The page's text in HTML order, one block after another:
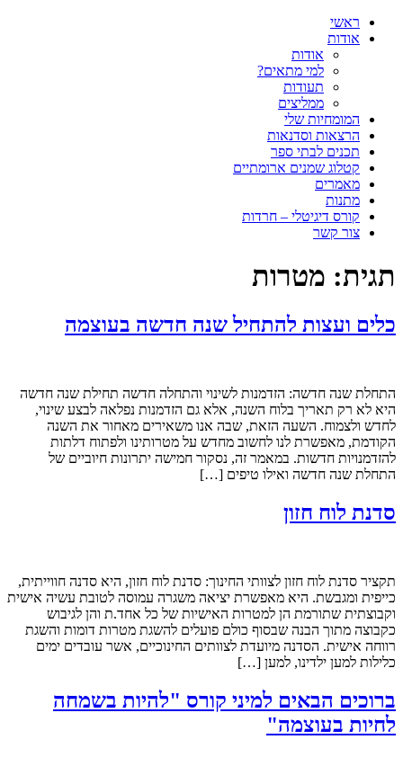
ראשי
אודות
אודות
למי מתאים?
תעודות
ממליצים
המומחיות שלי
הרצאות וסדנאות
תכנים לבתי ספר
קטלוג שמנים ארומתיים
מאמרים
מתנות
קורס דיגיטלי – חרדות
צור קשר
תגית: מטרות
כלים ועצות להתחיל שנה חדשה בעוצמה
התחלת שנה חדשה: הזדמנות לשינוי והתחלה חדשה תחילת שנה חדשה
היא לא רק תאריך בלוח השנה, אלא גם הזדמנות נפלאה לבצע שינוי,
לחדש ולצמוח. השעה הזאת, שבה אנו משאירים מאחור את השנה
הקודמת, מאפשרת לנו לחשוב מחדש על מטרותינו ולפתוח דלתות
להזדמנויות חדשות. במאמר זה, נסקור חמישה יתרונות חיוביים של
התחלת שנה חדשה ואילו טיפים […]
סדנת לוח חזון
תקציר סדנת לוח חזון לצוותי החינוך: סדנת לוח חזון, היא סדנה חווייתית,
כייפית ומגבשת. היא מאפשרת יציאה משגרה עמוסה לטובת עשיה אישית
וקבוצתית שתורמת הן למטרות האישיות של כל אחד.ת והן לגיבוש
כקבוצה מתוך הבנה שבסוף כולם פועלים להשגת מטרות דומות והשגת
רווחה אישית. הסדנה מיועדת לצוותים החינוכיים, אשר עובדים ימים
כלילות למען ילדינו, למען […]
ברוכים הבאים למיני קורס "להיות בשמחה
לחיות בעוצמה"